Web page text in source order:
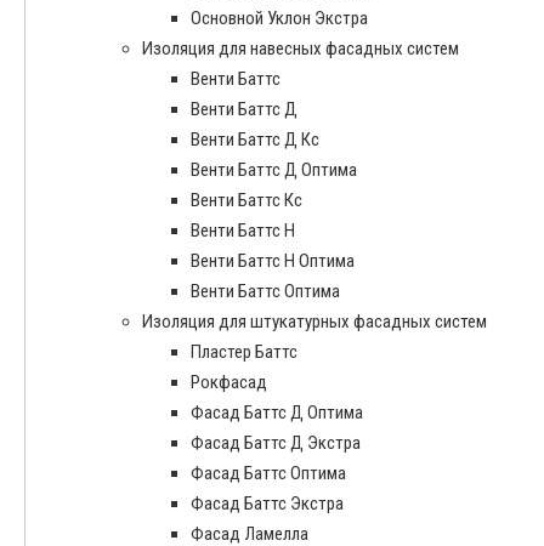
Основной Уклон Экстра
Изоляция для навесных фасадных систем
Венти Баттс
Венти Баттс Д
Венти Баттс Д Кс
Венти Баттс Д Оптима
Венти Баттс Кс
Венти Баттс Н
Венти Баттс Н Оптима
Венти Баттс Оптима
Изоляция для штукатурных фасадных систем
Пластер Баттс
Рокфасад
Фасад Баттс Д Оптима
Фасад Баттс Д Экстра
Фасад Баттс Оптима
Фасад Баттс Экстра
Фасад Ламелла